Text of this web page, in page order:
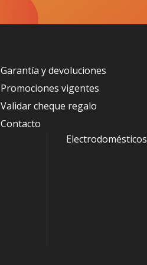
Garantía y devoluciones
Promociones vigentes
Validar cheque regalo
Contacto
Electrodomésticos